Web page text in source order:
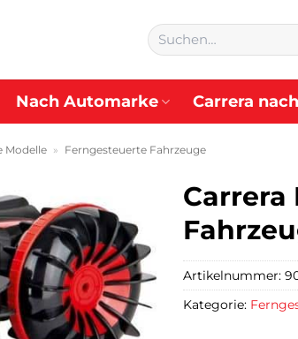
Suchen
nach:
Nach Automarke Carrera
Modelle » Ferngesteuerte Fahrzeuge
Carrera
Artikelnummer:
Kategorie: